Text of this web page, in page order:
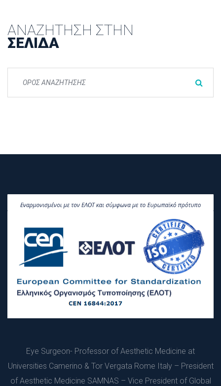
ΑΝΑΖΉΤΗΣΗ ΣΤΗΝ
ΣΕΛΊΔΑ
Εye Surgeon- Professor of Aesthetic Medicine at
Universities Camerino & Tor Vergata Rome Italy – President
of Aesthetic Medicine SAMNAS – Vice President of Global